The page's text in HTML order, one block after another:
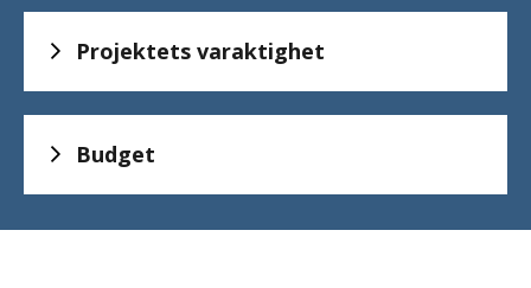
Projektets varaktighet
Budget